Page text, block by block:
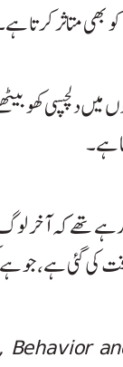
بھی متاثر کرتا
میں دلچسپی کھو
ہے۔
تھے کہ آخر
کی گئی ہے، جو
Behavior